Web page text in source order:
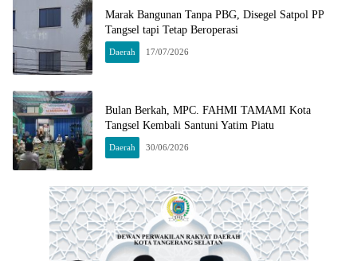
Marak Bangunan Tanpa PBG, Disegel Satpol PP
Tangsel tapi Tetap Beroperasi
Daerah 17/07/2026
Bulan Berkah, MPC. FAHMI TAMAMI Kota
Tangsel Kembali Santuni Yatim Piatu
Daerah 30/06/2026